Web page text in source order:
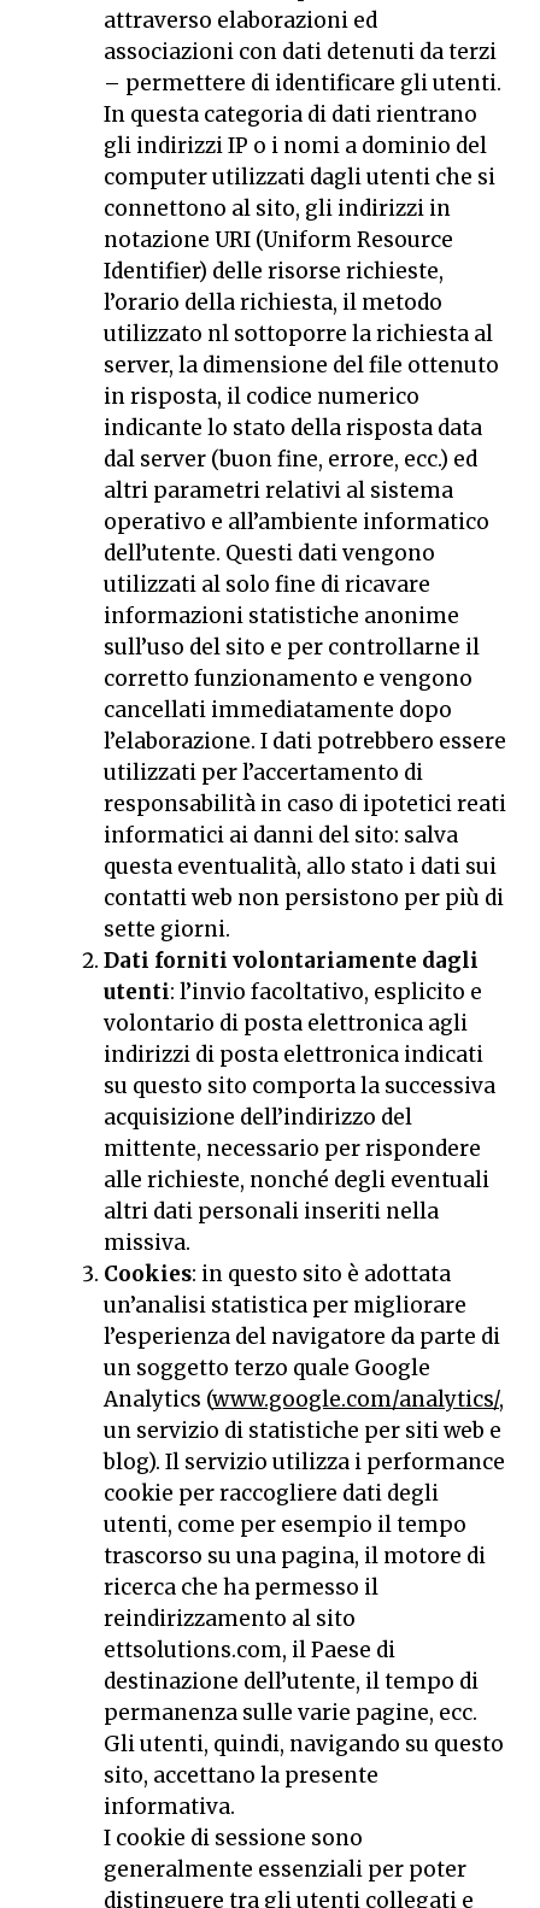
attraverso elaborazioni ed
associazioni con dati detenuti da terzi
– permettere di identificare gli utenti.
In questa categoria di dati rientrano
gli indirizzi IP o i nomi a dominio del
computer utilizzati dagli utenti che si
connettono al sito, gli indirizzi in
notazione URI (Uniform Resource
Identifier) delle risorse richieste,
l’orario della richiesta, il metodo
utilizzato nl sottoporre la richiesta al
server, la dimensione del file ottenuto
in risposta, il codice numerico
indicante lo stato della risposta data
dal server (buon fine, errore, ecc.) ed
altri parametri relativi al sistema
operativo e all’ambiente informatico
dell’utente. Questi dati vengono
utilizzati al solo fine di ricavare
informazioni statistiche anonime
sull’uso del sito e per controllarne il
corretto funzionamento e vengono
cancellati immediatamente dopo
l’elaborazione. I dati potrebbero essere
utilizzati per l’accertamento di
responsabilità in caso di ipotetici reati
informatici ai danni del sito: salva
questa eventualità, allo stato i dati sui
contatti web non persistono per più di
sette giorni.
Dati forniti volontariamente dagli
utenti: l’invio facoltativo, esplicito e
volontario di posta elettronica agli
indirizzi di posta elettronica indicati
su questo sito comporta la successiva
acquisizione dell’indirizzo del
mittente, necessario per rispondere
alle richieste, nonché degli eventuali
altri dati personali inseriti nella
missiva.
Cookies: in questo sito è adottata
un’analisi statistica per migliorare
l’esperienza del navigatore da parte di
un soggetto terzo quale Google
Analytics (www.google.com/analytics/,
un servizio di statistiche per siti web e
blog). Il servizio utilizza i performance
cookie per raccogliere dati degli
utenti, come per esempio il tempo
trascorso su una pagina, il motore di
ricerca che ha permesso il
reindirizzamento al sito
ettsolutions.com, il Paese di
destinazione dell’utente, il tempo di
permanenza sulle varie pagine, ecc.
Gli utenti, quindi, navigando su questo
sito, accettano la presente
informativa.
I cookie di sessione sono
generalmente essenziali per poter
distinguere tra gli utenti collegati e